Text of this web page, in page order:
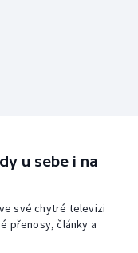
u sebe i na
své chytré televizi
přenosy, články a